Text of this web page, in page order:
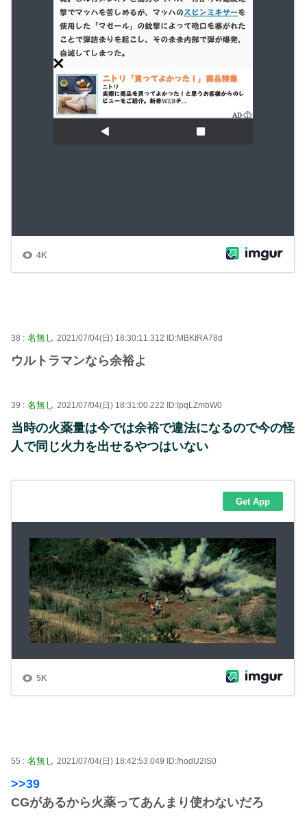
38 : 名無し 2021/07/04(日) 18:30:11.312 ID:MBKtRA78d
ウルトラマンなら余裕よ
39 : 名無し 2021/07/04(日) 18:31:00.222 ID:IpqLZmbW0
当時の火薬量は今では余裕で違法になるので今の怪
人で同じ火力を出せるやつはいない
55 : 名無し 2021/07/04(日) 18:42:53.049 ID:/hodU2lS0
>>39
CGがあるから火薬ってあんまり使わないだろ